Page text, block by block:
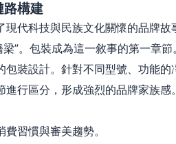
路構建
現代科技與民族文化關懷的品牌
”。包裝成為這一敘事的第一章節。
包裝設計。針對不同型號、功能
行區分，形成強烈的品牌家族感。
習慣與審美趨勢。